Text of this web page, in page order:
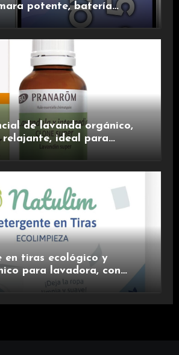
potente, batería
carga rápida para una
premium.
de lavanda orgánico,
ideal para
en tiras ecológico y
para lavadora, con
incluido y fragancia de